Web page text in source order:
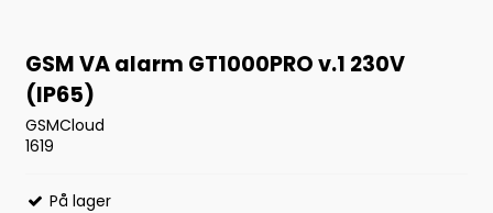
GSM VA alarm GT1000PRO v.1 230V
(IP65)
GSMCloud
1619
På lager